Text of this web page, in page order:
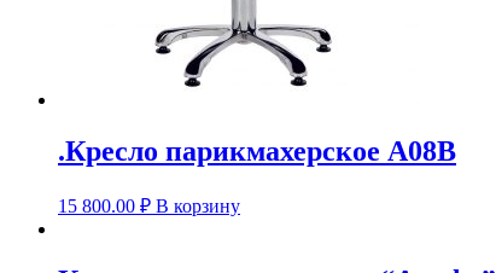
.Кресло парикмахерское A08B
15 800.00 ₽ В корзину